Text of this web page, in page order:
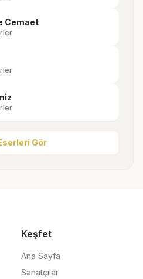
Cemaet
Gör
Keşfet
Ana Sayfa
Sanatçılar